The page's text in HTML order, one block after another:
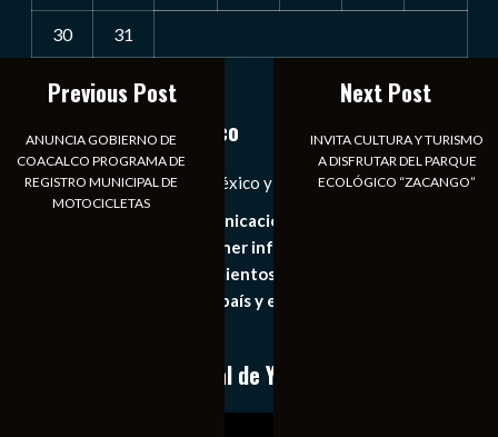
30 31
« Jul
Notiexpress de México
Las Noticias Diarias de México y el Mundo a Tu Alcance
Somos un medio de comunicación digital que tiene como
principal objetivo mantener informado al publico en
general de los acontecimientos mas recientes e
importantes de nuestro país y el mundo de forma eficaz,
Conoce nuestro canal de YouTube
Previous Post
ANUNCIA GOBIERNO DE
COACALCO PROGRAMA DE
REGISTRO MUNICIPAL DE
MOTOCICLETAS
Next Post
INVITA CULTURA Y TURISMO
A DISFRUTAR DEL PARQUE
ECOLÓGICO “ZACANGO”